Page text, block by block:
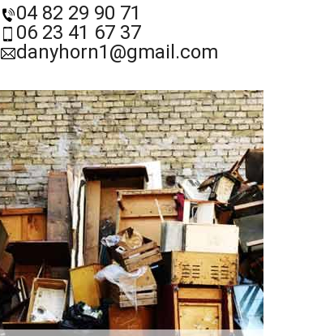
04 82 29 90 71
06 23 41 67 37
danyhorn1@gmail.com